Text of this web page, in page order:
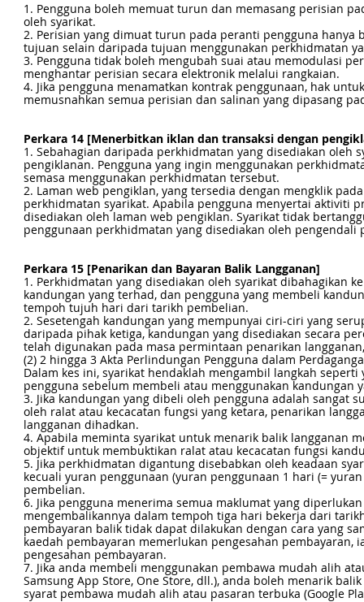
1. Pengguna boleh memuat turun dan memasang perisian
oleh syarikat.
2. Perisian yang dimuat turun pada peranti pengguna
tujuan selain daripada tujuan menggunakan perkhidmatan
3. Pengguna tidak boleh mengubah suai atau memodulasi
menghantar perisian secara elektronik melalui rangkaian.
4. Jika pengguna menamatkan kontrak penggunaan, hak
memusnahkan semua perisian dan salinan yang dipasang
Perkara 14 [Menerbitkan iklan dan transaksi dengan
1. Sebahagian daripada perkhidmatan yang disediakan
pengiklanan. Pengguna yang ingin menggunakan
semasa menggunakan perkhidmatan tersebut.
2. Laman web pengiklan, yang tersedia dengan mengklik
perkhidmatan syarikat. Apabila pengguna menyertai aktiviti
disediakan oleh laman web pengiklan. Syarikat tidak
penggunaan perkhidmatan yang disediakan oleh
Perkara 15 [Penarikan dan Bayaran Balik Langganan]
1. Perkhidmatan yang disediakan oleh syarikat dibahagikan
kandungan yang terhad, dan pengguna yang membeli
tempoh tujuh hari dari tarikh pembelian.
2. Sesetengah kandungan yang mempunyai ciri-ciri yang
daripada pihak ketiga, kandungan yang disediakan secara
telah digunakan pada masa permintaan penarikan
(2) 2 hingga 3 Akta Perlindungan Pengguna dalam
Dalam kes ini, syarikat hendaklah mengambil langkah
pengguna sebelum membeli atau menggunakan kandungan
3. Jika kandungan yang dibeli oleh pengguna adalah sangat
oleh ralat atau kecacatan fungsi yang ketara, penarikan
langganan dihadkan.
4. Apabila meminta syarikat untuk menarik balik langganan
objektif untuk membuktikan ralat atau kecacatan fungsi
5. Jika perkhidmatan digantung disebabkan oleh keadaan
kecuali yuran penggunaan (yuran penggunaan 1 hari (=
pembelian.
6. Jika pengguna menerima semua maklumat yang
mengembalikannya dalam tempoh tiga hari bekerja dari
pembayaran balik tidak dapat dilakukan dengan cara yang
kaedah pembayaran memerlukan pengesahan
pengesahan pembayaran.
7. Jika anda membeli menggunakan pembawa mudah alih
Samsung App Store, One Store, dll.), anda boleh menarik
syarat pembawa mudah alih atau pasaran terbuka (Google